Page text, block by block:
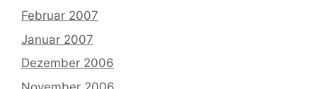
Februar 2007
Januar 2007
Dezember 2006